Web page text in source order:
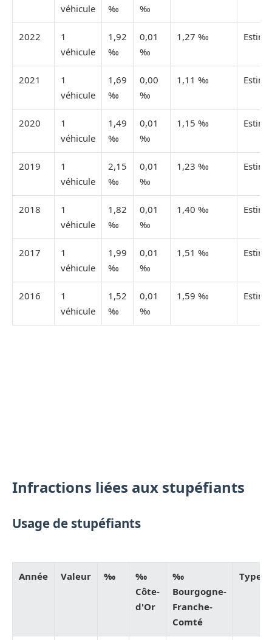
véhicule
‰
‰
2022
1
véhicule
1,92
‰
0,01
‰
1,27 ‰
2021
1
véhicule
1,69
‰
0,00
‰
1,11 ‰
2020
1
véhicule
1,49
‰
0,01
‰
1,15 ‰
2019
1
véhicule
2,15
‰
0,01
‰
1,23 ‰
2018
1
véhicule
1,82
‰
0,01
‰
1,40 ‰
2017
1
véhicule
1,99
‰
0,01
‰
1,51 ‰
2016
1
véhicule
1,52
‰
0,01
‰
1,59 ‰
Infractions liées aux stupéfiants
Usage de stupéfiants
Année Valeur ‰
‰
Côte-
d'Or
‰
Bourgogne-
Franche-
Comté
Type